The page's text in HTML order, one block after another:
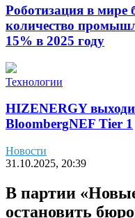
Роботизация в мире
количество
15% в 2025 году
Технологии
HIZENERGY
BloombergNEF Tier 1
Новости
31.10.2025, 20:39
В партии
остановить